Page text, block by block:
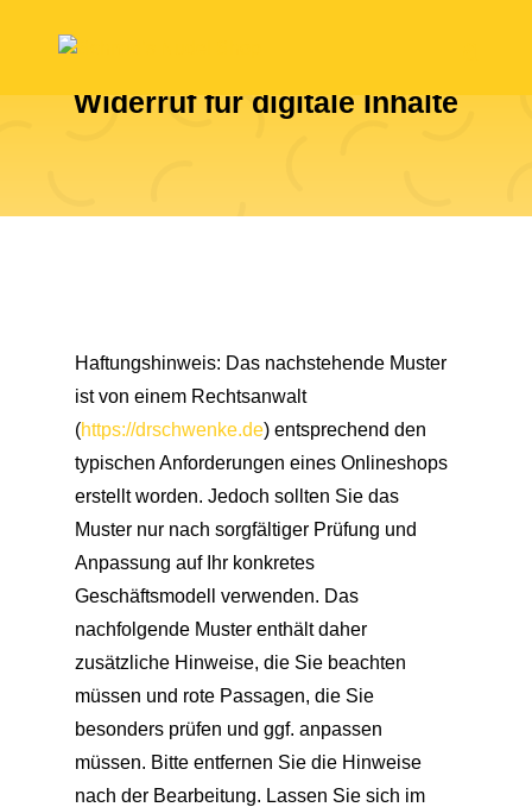
Widerruf für digitale Inhalte
Haftungshinweis: Das nachstehende Muster
ist von einem Rechtsanwalt
(https://drschwenke.de) entsprechend den
typischen Anforderungen eines Onlineshops
erstellt worden. Jedoch sollten Sie das
Muster nur nach sorgfältiger Prüfung und
Anpassung auf Ihr konkretes
Geschäftsmodell verwenden. Das
nachfolgende Muster enthält daher
zusätzliche Hinweise, die Sie beachten
müssen und rote Passagen, die Sie
besonders prüfen und ggf. anpassen
müssen. Bitte entfernen Sie die Hinweise
nach der Bearbeitung. Lassen Sie sich im